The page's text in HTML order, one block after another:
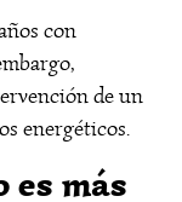
con
de un
energéticos.
es más